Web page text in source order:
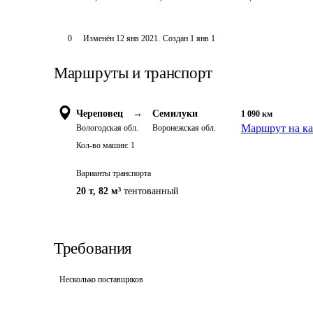
0 Изменён 12 янв 2021. Создан 1 янв 1
Маршруты и транспорт
Череповец →
Вологодская обл.
Семилуки
Воронежская обл.
1 090 км
Маршрут на
Кол-во машин: 1
Варианты транспорта
20 т, 82 м³ тентованный
Требования
Несколько поставщиков